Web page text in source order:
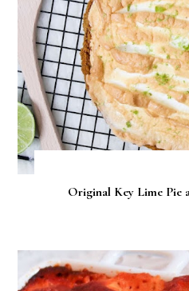
Original Key Lime Pie